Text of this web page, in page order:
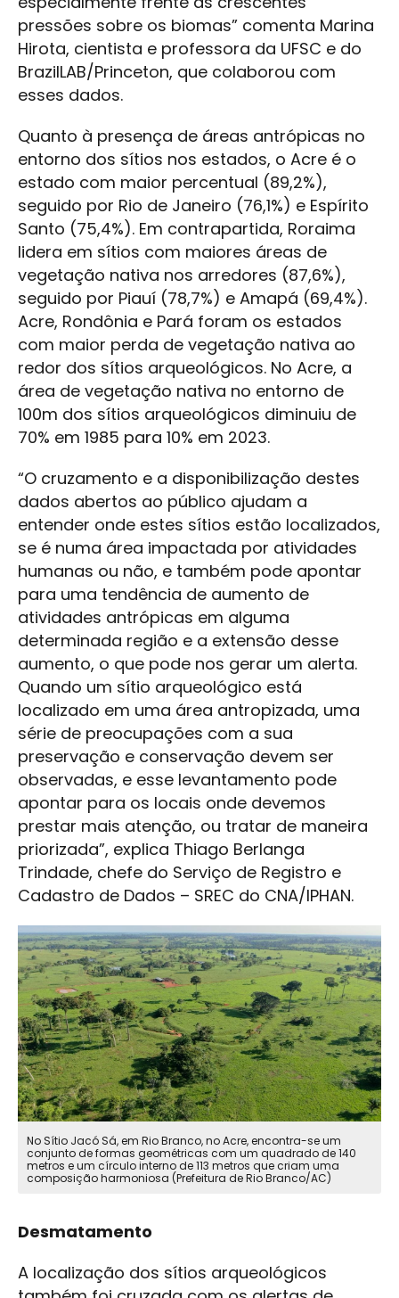
pressões sobre os biomas” comenta Marina
Hirota, cientista e professora da UFSC e do
BrazilLAB/Princeton, que colaborou com
esses dados.
Quanto à presença de áreas antrópicas no
entorno dos sítios nos estados, o Acre é o
estado com maior percentual (89,2%),
seguido por Rio de Janeiro (76,1%) e Espírito
Santo (75,4%). Em contrapartida, Roraima
lidera em sítios com maiores áreas de
vegetação nativa nos arredores (87,6%),
seguido por Piauí (78,7%) e Amapá (69,4%).
Acre, Rondônia e Pará foram os estados
com maior perda de vegetação nativa ao
redor dos sítios arqueológicos. No Acre, a
área de vegetação nativa no entorno de
100m dos sítios arqueológicos diminuiu de
70% em 1985 para 10% em 2023.
“O cruzamento e a disponibilização destes
dados abertos ao público ajudam a
entender onde estes sítios estão localizados,
se é numa área impactada por atividades
humanas ou não, e também pode apontar
para uma tendência de aumento de
atividades antrópicas em alguma
determinada região e a extensão desse
aumento, o que pode nos gerar um alerta.
Quando um sítio arqueológico está
localizado em uma área antropizada, uma
série de preocupações com a sua
preservação e conservação devem ser
observadas, e esse levantamento pode
apontar para os locais onde devemos
prestar mais atenção, ou tratar de maneira
priorizada”, explica Thiago Berlanga
Trindade, chefe do Serviço de Registro e
Cadastro de Dados – SREC do CNA/IPHAN.
No Sítio Jacó Sá, em Rio Branco, no Acre, encontra-se um
conjunto de formas geométricas com um quadrado de 140
metros e um círculo interno de 113 metros que criam uma
composição harmoniosa (Prefeitura de Rio Branco/AC)
Desmatamento
A localização dos sítios arqueológicos